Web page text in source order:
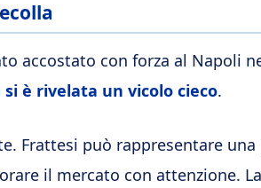
accostato con forza al Napoli
è rivelata un vicolo cieco.
Frattesi può rappresentare
il mercato con attenzione.